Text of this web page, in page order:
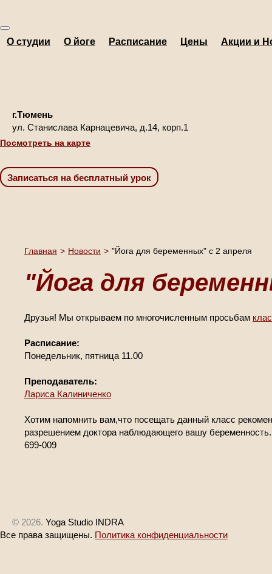
О студии О йоге Расписание Цены Акции и
г.Тюмень
ул. Станислава Карнацевича, д.14, корп.1
Посмотреть на карте
Главная > Новости > "Йога для беременных" с 2 апреля
"Йога для
Друзья! Мы открываем по многочисленным просьбам
Расписание:
Понедельник, пятница 11.00
Преподаватель:
Лариса Калиниченко
Хотим напомнить вам,что посещать данный класс
разрешением доктора наблюдающего вашу
699-009
© 2026. Yoga Studio INDRA
Все права защищены. Политика конфиденциальности